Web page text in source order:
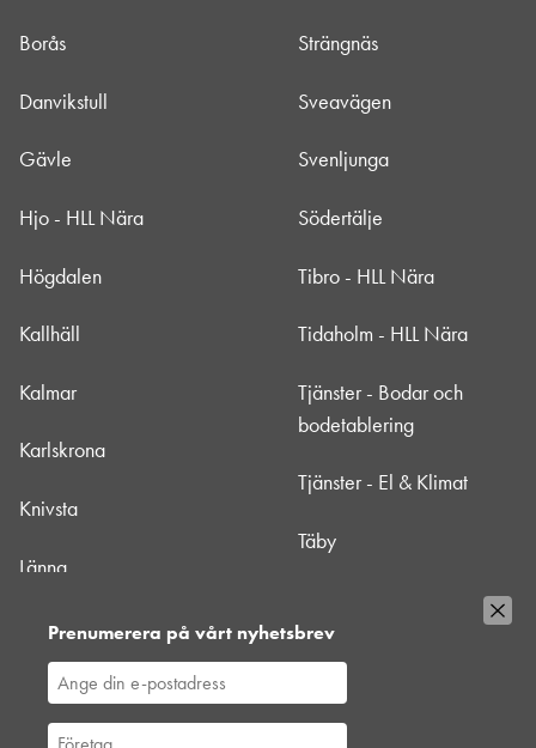
Prenumerera på vårt nyhetsbrev
Borås
Danvikstull
Gävle
Hjo - HLL Nära
Högdalen
Kallhäll
Kalmar
Karlskrona
Knivsta
Länna
Mörbylånga - HLL Nära
Nacka
Norrtälje
Strängnäs
Sveavägen
Svenljunga
Södertälje
Tibro - HLL Nära
Tidaholm - HLL Nära
Tjänster - Bodar och
bodetablering
Tjänster - El & Klimat
Täby
Värtan